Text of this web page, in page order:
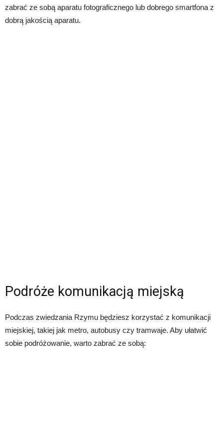
zabrać ze sobą aparatu fotograficznego lub dobrego smartfona z
dobrą jakością aparatu.
Podróże komunikacją miejską
Podczas zwiedzania Rzymu będziesz korzystać z komunikacji
miejskiej, takiej jak metro, autobusy czy tramwaje. Aby ułatwić
sobie podróżowanie, warto zabrać ze sobą: